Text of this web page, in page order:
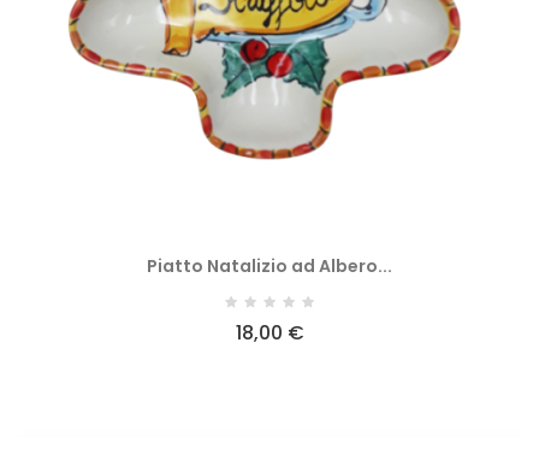
Piatto Natalizio ad Albero...
18,00 €